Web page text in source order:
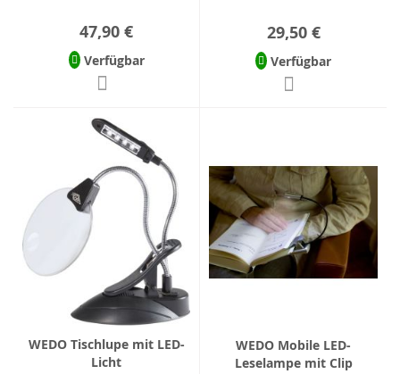
47,90 €
Verfügbar
29,50 €
Verfügbar
WEDO Tischlupe mit LED-
Licht
WEDO Mobile LED-
Leselampe mit Clip